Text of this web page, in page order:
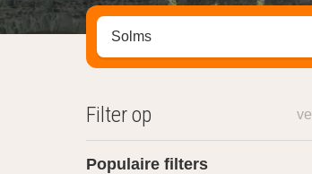
Zoek op hotel, regio of stad
Filter op
Populaire filters